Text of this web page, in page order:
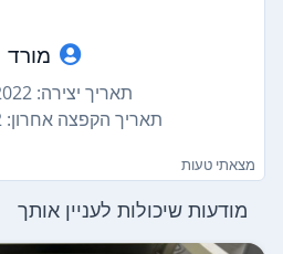
מורד
תאריך יצירה: 23/12/2022
תאריך הקפצה אחרון: 23/12/2022
מצאתי טעות
מודעות שיכולות לעניין אותך